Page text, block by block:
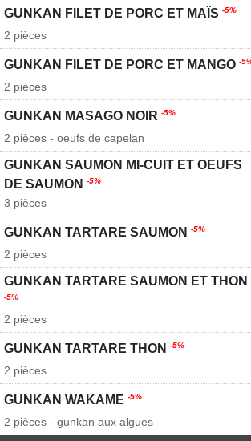
GUNKAN FILET DE PORC ET MAÏS -5%
2 pièces
GUNKAN FILET DE PORC ET MANGO -
2 pièces
GUNKAN MASAGO NOIR -5%
2 pièces - oeufs de capelan
GUNKAN SAUMON MI-CUIT ET OEUFS
DE SAUMON
-5%
3 pièces
GUNKAN TARTARE SAUMON -5%
2 pièces
GUNKAN TARTARE SAUMON ET THON
-5%
2 pièces
GUNKAN TARTARE THON -5%
2 pièces
GUNKAN WAKAME -5%
2 pièces - gunkan aux algues